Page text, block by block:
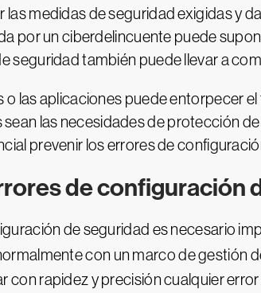
medidas de seguridad exigidas y
por un ciberdelincuente puede
seguridad también puede llevar a
las aplicaciones puede entorpecer
las necesidades de protección
prevenir los errores de
de configuración
de seguridad es necesario
con un marco de gestión
con rapidez y precisión cualquier